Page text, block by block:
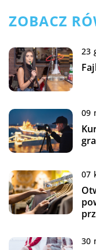
ZOBACZ
23
09
07
30